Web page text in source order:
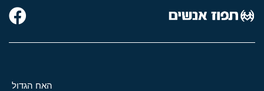
האח הגדול